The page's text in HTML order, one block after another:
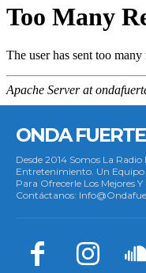
ONDA
Desde 2014 Somos La
Entretenimiento. Un Equipo
Para Ofrecerle Los Mejores
Contáctanos: